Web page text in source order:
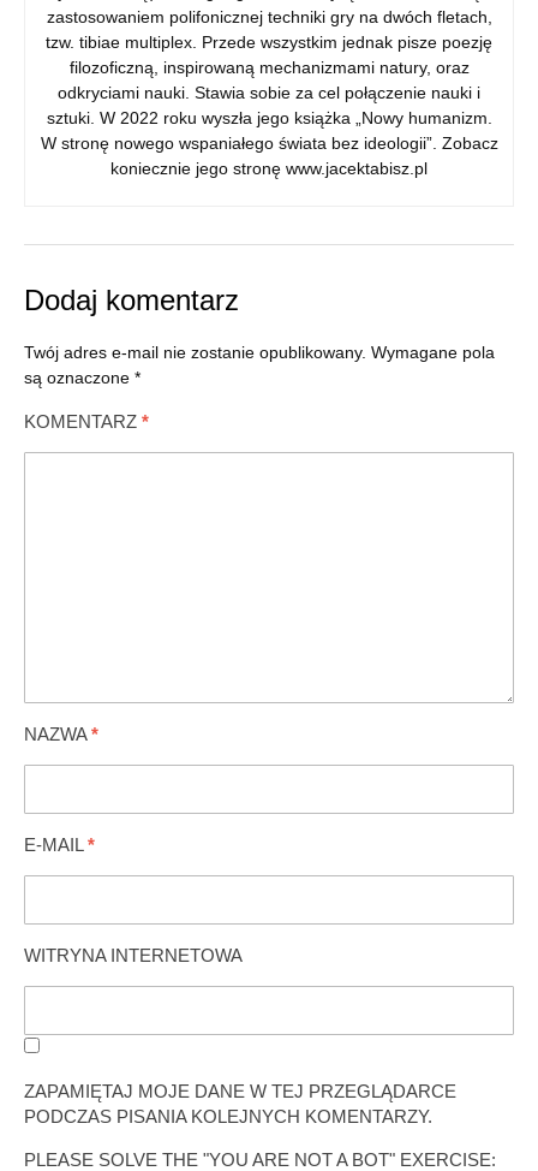
zastosowaniem polifonicznej techniki gry na dwóch fletach,
tzw. tibiae multiplex. Przede wszystkim jednak pisze poezję
filozoficzną, inspirowaną mechanizmami natury, oraz
odkryciami nauki. Stawia sobie za cel połączenie nauki i
sztuki. W 2022 roku wyszła jego książka „Nowy humanizm.
W stronę nowego wspaniałego świata bez ideologii”. Zobacz
koniecznie jego stronę www.jacektabisz.pl
Dodaj komentarz
Twój adres e-mail nie zostanie opublikowany. Wymagane pola
są oznaczone *
KOMENTARZ *
NAZWA*
E-MAIL *
WITRYNA INTERNETOWA
ZAPAMIĘTAJ MOJE DANE W TEJ PRZEGLĄDARCE
PODCZAS PISANIA KOLEJNYCH KOMENTARZY.
PLEASE SOLVE THE "YOU ARE NOT A BOT" EXERCISE: